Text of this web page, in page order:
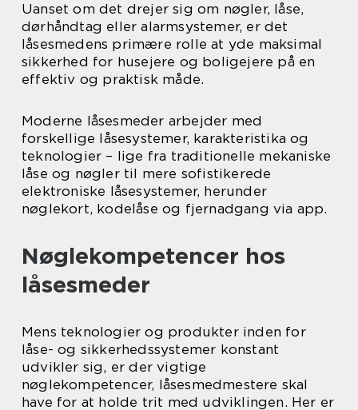
Uanset om det drejer sig om nøgler, låse,
dørhåndtag eller alarmsystemer, er det
låsesmedens primære rolle at yde maksimal
sikkerhed for husejere og boligejere på en
effektiv og praktisk måde.
Moderne låsesmeder arbejder med
forskellige låsesystemer, karakteristika og
teknologier – lige fra traditionelle mekaniske
låse og nøgler til mere sofistikerede
elektroniske låsesystemer, herunder
nøglekort, kodelåse og fjernadgang via app.
Nøglekompetencer hos
låsesmeder
Mens teknologier og produkter inden for
låse- og sikkerhedssystemer konstant
udvikler sig, er der vigtige
nøglekompetencer, låsesmedmestere skal
have for at holde trit med udviklingen. Her er